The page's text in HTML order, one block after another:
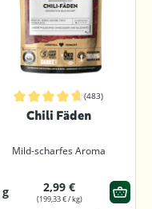
Sternen
Durchschnittliche Bewertung von
(483)
Chili Fäden
Mild-scharfes Aroma
g 2,99 €
(199,33 € / kg)